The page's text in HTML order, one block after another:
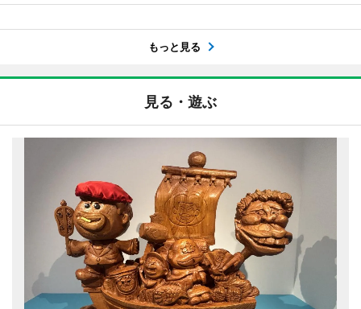
もっと見る
見る・遊ぶ